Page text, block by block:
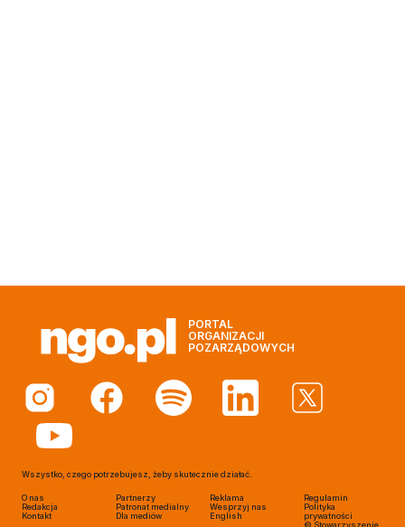
PORTAL
ORGANIZACJI
POZARZĄDOWYCH
Wszystko, czego potrzebujesz, żeby skutecznie działać.
O nas
Redakcja
Kontakt
Partnerzy
Patronat medialny
Dla mediów
Reklama
Wesprzyj nas
English
Regulamin
Polityka
prywatności
© Stowarzyszenie